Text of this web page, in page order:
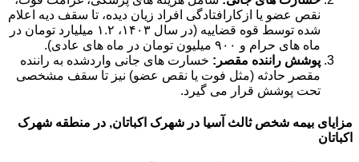
نقص عضو یا ازکارافتادگی افراد زیان دیده، تا سقف دیه اعلام
شده توسط قوه قضاییه (در سال ۱۴۰۳، ۱.۲ میلیارد تومان در
ماه های حرام و ۹۰۰ میلیون تومان در ماه های عادی).
پوشش راننده مقصر: خسارت های جانی واردشده به راننده
مقصر حادثه (مثل فوت یا نقص عضو) نیز تا سقف مشخصی
تحت پوشش قرار می گیرد.
مزایای بیمه شخص ثالث آسیا در شهرک اکباتان, در منطقه شهرک
اکباتان